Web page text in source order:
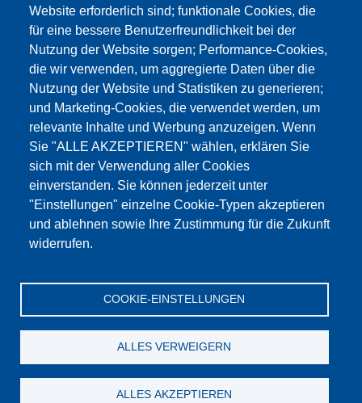
Website erforderlich sind; funktionale Cookies, die
für eine bessere Benutzerfreundlichkeit bei der
Nutzung der Website sorgen; Performance-Cookies,
die wir verwenden, um aggregierte Daten über die
Nutzung der Website und Statistiken zu generieren;
und Marketing-Cookies, die verwendet werden, um
relevante Inhalte und Werbung anzuzeigen. Wenn
Sie "ALLE AKZEPTIEREN" wählen, erklären Sie
sich mit der Verwendung aller Cookies
einverstanden. Sie können jederzeit unter
"Einstellungen" einzelne Cookie-Typen akzeptieren
und ablehnen sowie Ihre Zustimmung für die Zukunft
widerrufen.
COOKIE-EINSTELLUNGEN
ALLES VERWEIGERN
ALLES AKZEPTIEREN
Dieser Inhalt ist blockiert, da die Google Maps
Cookies nicht akzeptiert wurden.
NUR DIE GOOGLE MAPS COOKIES
AKZEPTIEREN.
Alle Cookies akzeptieren